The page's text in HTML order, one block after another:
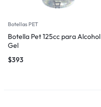
Botellas PET
Botella Pet 125cc para Alcohol
Gel
$393